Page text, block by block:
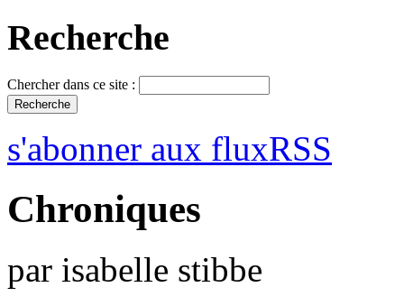
Recherche
Chercher dans ce site :
s'abonner aux fluxRSS
Chroniques
par isabelle stibbe